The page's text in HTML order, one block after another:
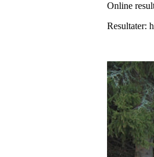
Online
Resultater: